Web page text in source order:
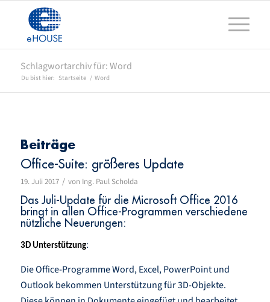
Schlagwortarchiv für: Word
Du bist hier: Startseite / Word
Beiträge
Office-Suite: größeres Update
19. Juli 2017 / von Ing. Paul Scholda
Das Juli-Update für die Microsoft Office 2016
bringt in allen Office-Programmen verschiedene
nützliche Neuerungen:
3D Unterstützung:
Die Office-Programme Word, Excel, PowerPoint und
Outlook bekommen Unterstützung für 3D-Objekte.